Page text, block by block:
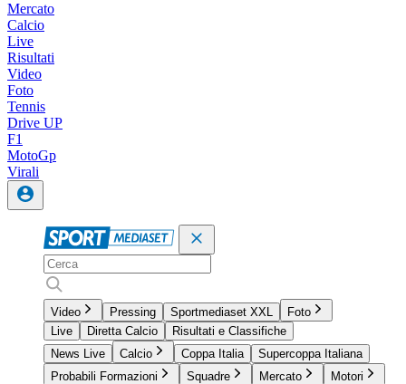
Mercato
Calcio
Live
Risultati
Video
Foto
Tennis
Drive UP
F1
MotoGp
Virali
Video Pressing Sportmediaset XXL
Foto
Live
Diretta Calcio
Risultati e Classifiche
News Live
Calcio Coppa Italia
Supercoppa Italiana
Probabili Formazioni
Squadre Mercato
Motori